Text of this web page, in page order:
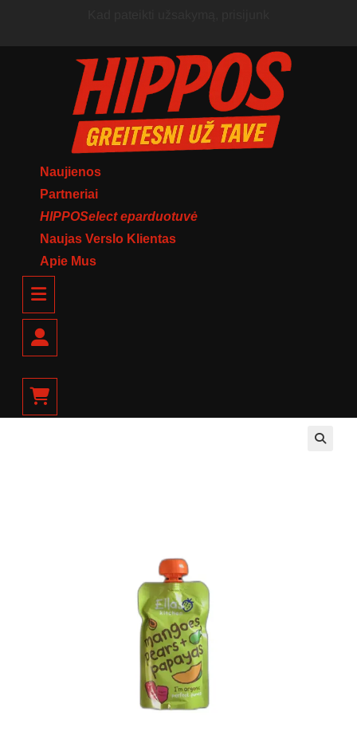
Naujienos
Partneriai
HIPPOSelect eparduotuvė
Naujas Verslo Klientas
Apie Mus